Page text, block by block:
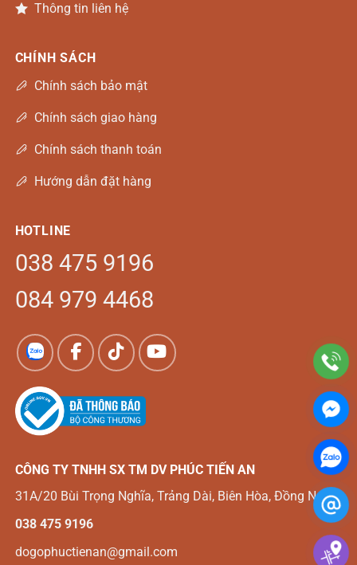
Thông tin liên hệ
CHÍNH SÁCH
Chính sách bảo mật
Chính sách giao hàng
Chính sách thanh toán
Hướng dẫn đặt hàng
HOTLINE
038 475 9196
084 979 4468
CÔNG TY TNHH SX TM DV PHÚC TIẾN AN
31A/20 Bùi Trọng Nghĩa, Trảng Dài, Biên Hòa, Đồng Nai
038 475 9196
dogophuctienan@gmail.com